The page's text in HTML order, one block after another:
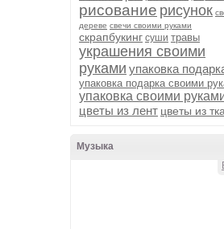
рисование рисунок
дереве свечи своими руками
скрапбукинг суши травы
украшения своими
руками упаковка
упаковка подарка своими
упаковка своими
цветы из лент цветы из
Музыка